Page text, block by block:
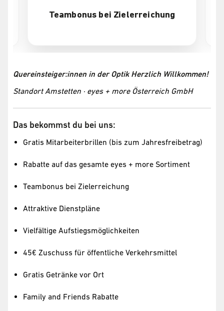
Teambonus bei Zielerreichung
Quereinsteiger:innen in der Optik Herzlich Willkommen!
Standort Amstetten · eyes + more Österreich GmbH
Das bekommst du bei uns:
Gratis Mitarbeiterbrillen (bis zum Jahresfreibetrag)
Rabatte auf das gesamte eyes + more Sortiment
Teambonus bei Zielerreichung
Attraktive Dienstpläne
Vielfältige Aufstiegsmöglichkeiten
45€ Zuschuss für öffentliche Verkehrsmittel
Gratis Getränke vor Ort
Family and Friends Rabatte